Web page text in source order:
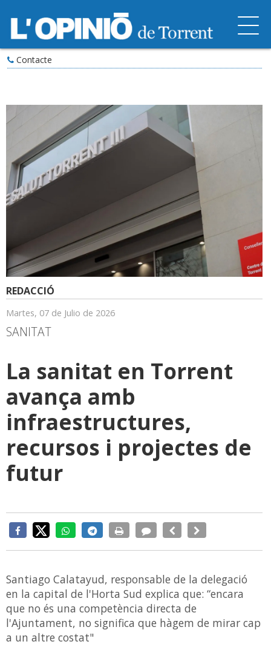
Contacte
REDACCIÓ
Martes, 07 de Julio de 2026
SANITAT
La sanitat en Torrent
avança amb
infraestructures,
recursos i projectes de
futur
Santiago Calatayud, responsable de la delegació
en la capital de l'Horta Sud explica que: “encara
que no és una competència directa de
l'Ajuntament, no significa que hàgem de mirar cap
a un altre costat"